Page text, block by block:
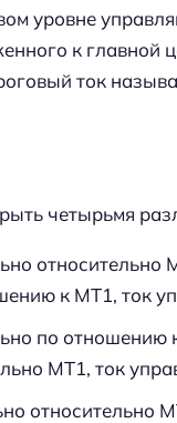
уровне
к главной
ток
четырьмя
к МТ1, ток
по
МТ1, ток
относительно